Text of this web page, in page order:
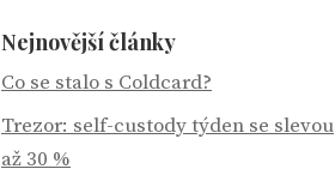
Nejnovější články
Co se stalo s Coldcard?
Trezor: self-custody týden se slevou
až 30 %